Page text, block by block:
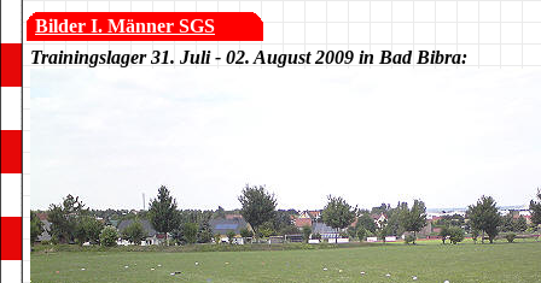
Bilder I. Männer SGS
Trainingslager 31. Juli - 02. August 2009 in Bad Bibra: